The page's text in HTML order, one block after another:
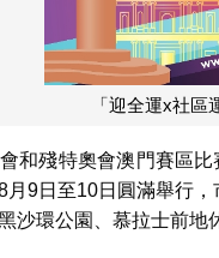
「迎全運x社
和殘特奧會澳門賽區
月9日至10日圓滿舉行
沙環公園、慕拉士前